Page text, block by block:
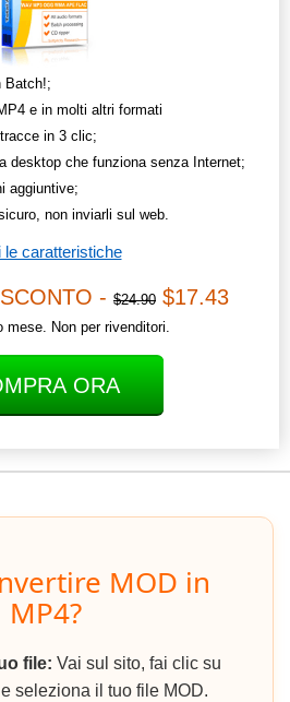
Batch!;
e in molti altri formati
in 3 clic;
desktop che funziona senza Internet;
aggiuntive;
non inviarli sul web.
le caratteristiche
- $24.90 $17.43
mese. Non per rivenditori.
ORA
MOD in
MP4?
file: Vai sul sito, fai clic su
seleziona il tuo file MOD.